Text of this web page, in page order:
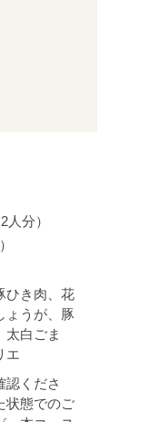
分）
ひき肉、花
ょうが、豚
太白ごま
エ
くださ
状態でのご